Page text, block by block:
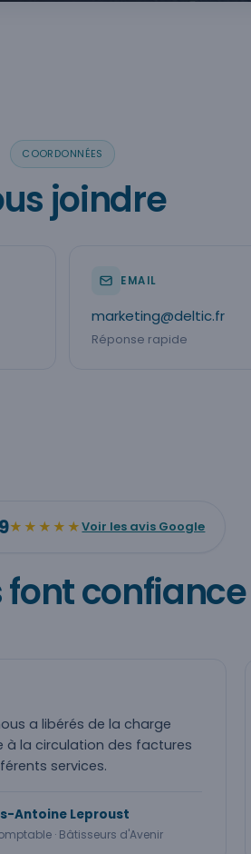
COORDONNÉES
joindre
EMAIL
marketing@deltic.fr
Réponse rapide
★★★★★Voir les avis Google
font confiance
a libérés de la charge
à la circulation des factures
services.
Antoine Leproust
· Bâtisseurs d'Avenir